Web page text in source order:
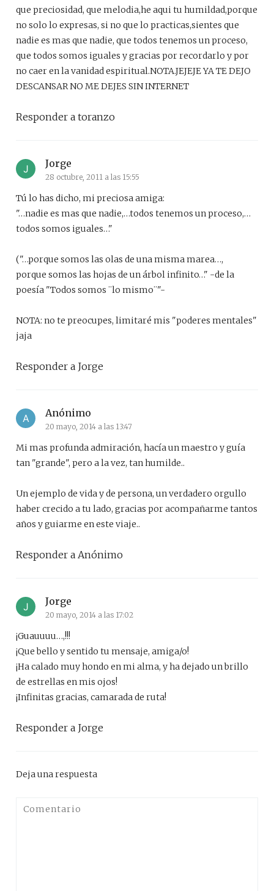
que preciosidad, que melodia,he aqui tu humildad,porque
no solo lo expresas, si no que lo practicas,sientes que
nadie es mas que nadie, que todos tenemos un proceso,
que todos somos iguales y gracias por recordarlo y por
no caer en la vanidad espiritual.NOTA.JEJEJE YA TE DEJO
DESCANSAR NO ME DEJES SIN INTERNET
Responder a toranzo
Jorge
28 octubre, 2011 a las 15:55
Tú lo has dicho, mi preciosa amiga:
"…nadie es mas que nadie,…todos tenemos un proceso,…
todos somos iguales…"
("…porque somos las olas de una misma marea…,
porque somos las hojas de un árbol infinito…" -de la
poesía "Todos somos ¨lo mismo¨"-
NOTA: no te preocupes, limitaré mis "poderes mentales"
jaja
Responder a Jorge
Anónimo
20 mayo, 2014 a las 13:47
Mi mas profunda admiración, hacía un maestro y guía
tan "grande", pero a la vez, tan humilde..
Un ejemplo de vida y de persona, un verdadero orgullo
haber crecido a tu lado, gracias por acompañarme tantos
años y guiarme en este viaje..
Responder a Anónimo
Jorge
20 mayo, 2014 a las 17:02
¡Guauuuu…,!!!
¡Que bello y sentido tu mensaje, amiga/o!
¡Ha calado muy hondo en mi alma, y ha dejado un brillo
de estrellas en mis ojos!
¡Infinitas gracias, camarada de ruta!
Responder a Jorge
Deja una respuesta